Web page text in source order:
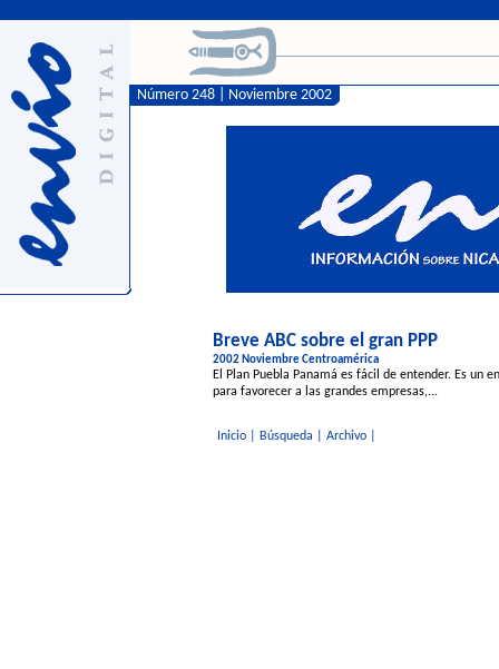
Número 248 | Noviembre 2002
Breve ABC sobre el gran PPP
2002 Noviembre Centroamérica
El Plan Puebla Panamá es fácil de entender. Es un
para favorecer a las grandes empresas,...
Inicio| Búsqueda Archivo|